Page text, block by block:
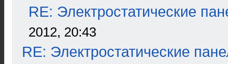
RE: Электростатические
2012, 20:43
RE: Электростатические